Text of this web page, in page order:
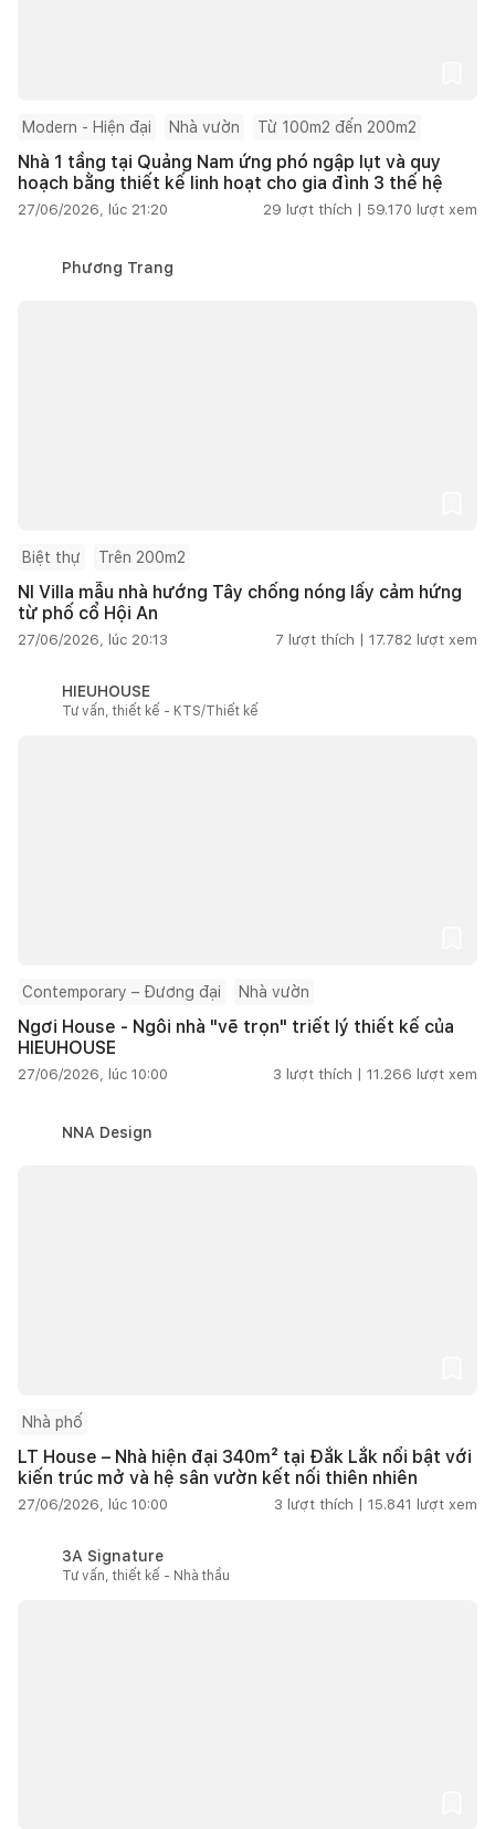
Modern - Hiện đại Nhà vườn Từ 100m2 đến 200m2
Nhà 1 tầng tại Quảng Nam ứng phó ngập lụt và quy
hoạch bằng thiết kế linh hoạt cho gia đình 3 thế hệ
27/06/2026, lúc 21:20 29 lượt thích | 59.170 lượt xem
Phương Trang
Biệt thự Trên 200m2
NI Villa mẫu nhà hướng Tây chống nóng lấy cảm hứng
từ phố cổ Hội An
27/06/2026, lúc 20:13 7 lượt thích | 17.782 lượt xem
HIEUHOUSE
Tư vấn, thiết kế - KTS/Thiết kế
Contemporary – Đương đại Nhà vườn
Ngơi House - Ngôi nhà "vẽ trọn" triết lý thiết kế của
HIEUHOUSE
27/06/2026, lúc 10:00 3 lượt thích | 11.266 lượt xem
NNA Design
Nhà phố
LT House – Nhà hiện đại 340m² tại Đắk Lắk nổi bật với
kiến trúc mở và hệ sân vườn kết nối thiên nhiên
27/06/2026, lúc 10:00 3 lượt thích | 15.841 lượt xem
3A Signature
Tư vấn, thiết kế - Nhà thầu